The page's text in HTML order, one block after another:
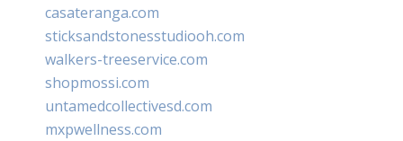
casateranga.com
sticksandstonesstudiooh.com
walkers-treeservice.com
shopmossi.com
untamedcollectivesd.com
mxpwellness.com